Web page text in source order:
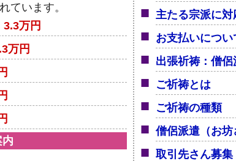
ています。
3.3万円
万円
主たる宗派に対
お支払いについ
出張祈祷：僧
ご祈祷とは
ご祈祷の種類
僧侶派遣（お坊
取引先さん募集